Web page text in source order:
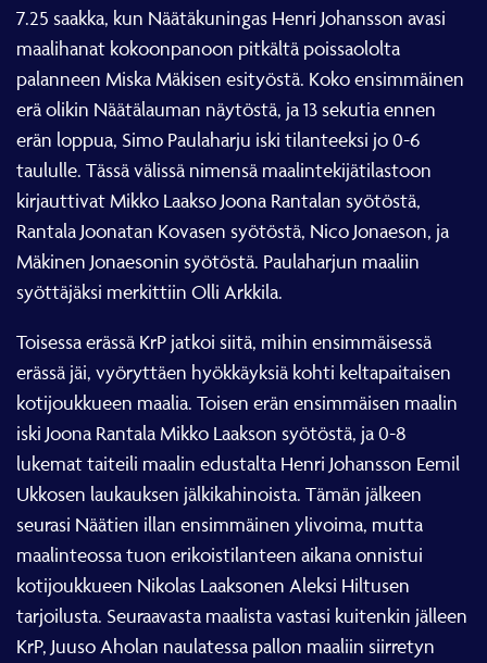
7.25 saakka, kun Näätäkuningas Henri Johansson avasi
maalihanat kokoonpanoon pitkältä poissaololta
palanneen Miska Mäkisen esityöstä. Koko ensimmäinen
erä olikin Näätälauman näytöstä, ja 13 sekutia ennen
erän loppua, Simo Paulaharju iski tilanteeksi jo 0-6
taululle. Tässä välissä nimensä maalintekijätilastoon
kirjauttivat Mikko Laakso Joona Rantalan syötöstä,
Rantala Joonatan Kovasen syötöstä, Nico Jonaeson, ja
Mäkinen Jonaesonin syötöstä. Paulaharjun maaliin
syöttäjäksi merkittiin Olli Arkkila.
Toisessa erässä KrP jatkoi siitä, mihin ensimmäisessä
erässä jäi, vyöryttäen hyökkäyksiä kohti keltapaitaisen
kotijoukkueen maalia. Toisen erän ensimmäisen maalin
iski Joona Rantala Mikko Laakson syötöstä, ja 0-8
lukemat taiteili maalin edustalta Henri Johansson Eemil
Ukkosen laukauksen jälkikahinoista. Tämän jälkeen
seurasi Näätien illan ensimmäinen ylivoima, mutta
maalinteossa tuon erikoistilanteen aikana onnistui
kotijoukkueen Nikolas Laaksonen Aleksi Hiltusen
tarjoilusta. Seuraavasta maalista vastasi kuitenkin jälleen
KrP, Juuso Aholan naulatessa pallon maaliin siirretyn